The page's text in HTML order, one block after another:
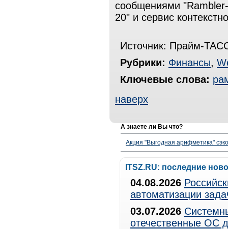
сообщениями
20" и сервис
Источник: Прайм-
Рубрики: Финансы,
Ключевые слова:
наверх
А знаете ли Вы что?
Акция "Выгодная арифметика"
ITSZ.RU: последние
04.08.2026
автоматизации
03.07.2026
отечественные ОС